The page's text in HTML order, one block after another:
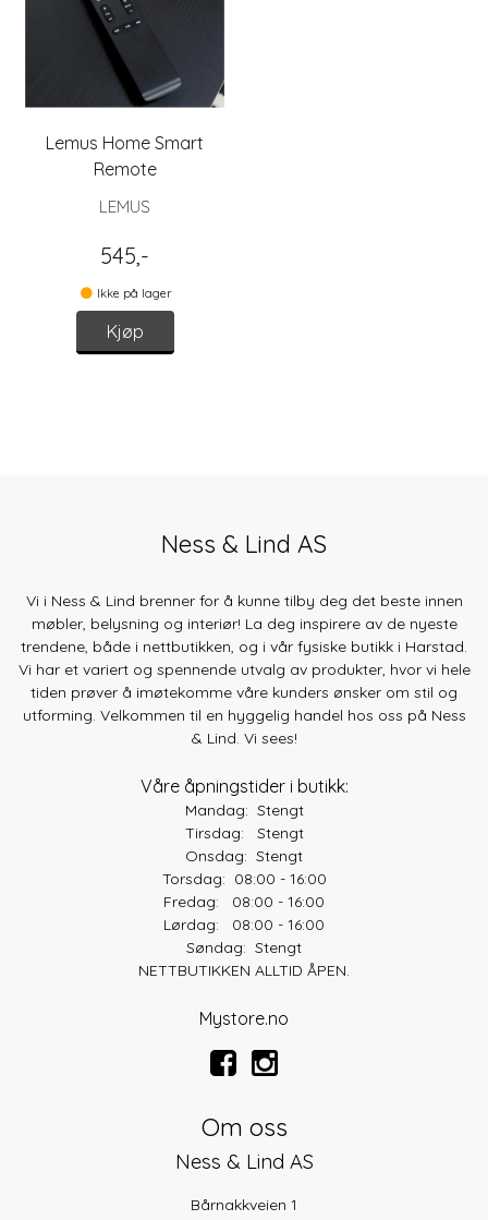
Lemus Home Smart
Remote
LEMUS
545,-
Ikke på lager
Kjøp
Ness & Lind AS
Vi i Ness & Lind brenner for å kunne tilby deg det beste innen
møbler, belysning og interiør! La deg inspirere av de nyeste
trendene, både i nettbutikken, og i vår fysiske butikk i Harstad.
Vi har et variert og spennende utvalg av produkter, hvor vi hele
tiden prøver å imøtekomme våre kunders ønsker om stil og
utforming. Velkommen til en hyggelig handel hos oss på Ness
& Lind. Vi sees!
Våre åpningstider i butikk:
Mandag: Stengt
Tirsdag: Stengt
Onsdag: Stengt
Torsdag: 08:00 - 16:00
Fredag: 08:00 - 16:00
Lørdag: 08:00 - 16:00
Søndag: Stengt
NETTBUTIKKEN ALLTID ÅPEN.
Mystore.no
Om oss
Ness & Lind AS
Bårnakkveien 1